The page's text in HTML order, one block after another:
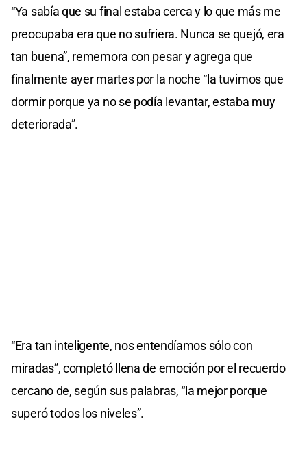
“Ya sabía que su final estaba cerca y lo que más me
preocupaba era que no sufriera. Nunca se quejó, era
tan buena”, rememora con pesar y agrega que
finalmente ayer martes por la noche “la tuvimos que
dormir porque ya no se podía levantar, estaba muy
deteriorada”.
“Era tan inteligente, nos entendíamos sólo con
miradas”, completó llena de emoción por el recuerdo
cercano de, según sus palabras, “la mejor porque
superó todos los niveles”.